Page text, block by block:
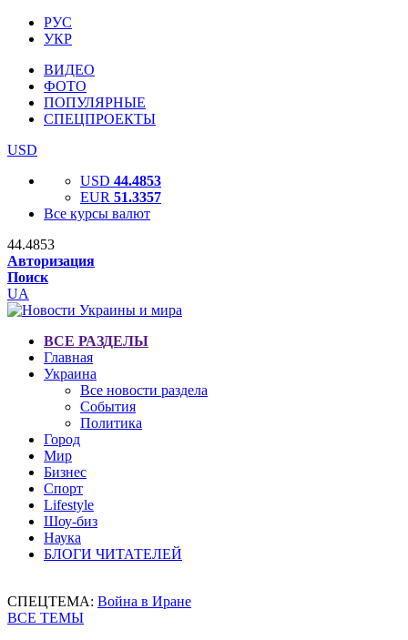
РУС
УКР
ВИДЕО
ФОТО
ПОПУЛЯРНЫЕ
СПЕЦПРОЕКТЫ
USD
USD 44.4853
EUR 51.3357
Все курсы валют
44.4853
Авторизация
Поиск
UA
ВСЕ РАЗДЕЛЫ
Главная
Украина
Все новости раздела
События
Политика
Город
Мир
Бизнес
Спорт
Lifestyle
Шоу-биз
Наука
БЛОГИ ЧИТАТЕЛЕЙ
СПЕЦТЕМА: Война в Иране
ВСЕ ТЕМЫ